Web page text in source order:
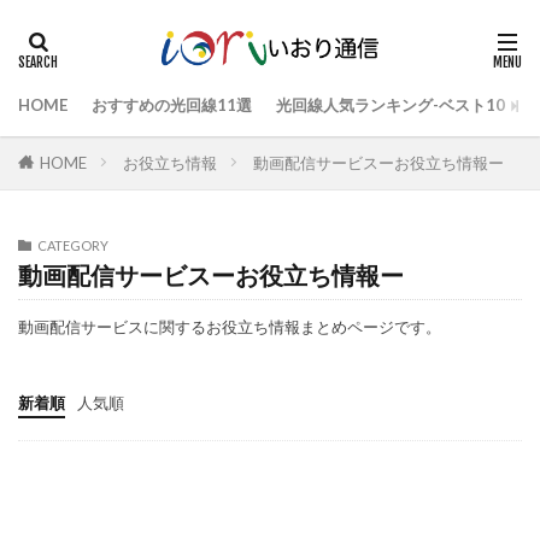
HOME おすすめの光回線11選 光回線人気ランキング-ベスト10
HOME お役立ち情報 動画配信サービスーお役立ち情報ー
CATEGORY
動画配信サービスーお役立ち情報ー
動画配信サービスに関するお役立ち情報まとめページです。
新着順 人気順